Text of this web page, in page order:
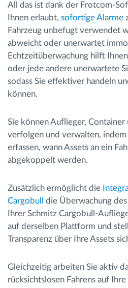
All das ist dank der Frotcom-
Ihnen erlaubt, sofortige Alarme
Fahrzeug unbefugt verwendet
abweicht oder unerwartet
Echtzeitüberwachung hilft
oder jede andere unerwartete
sodass Sie effektiver handeln
können.
Sie können Auflieger,
verfolgen und verwalten, indem
erfassen, wann Assets an ein
abgekoppelt werden.
Zusätzlich ermöglicht die
Cargobull
die Überwachung
Ihrer Schmitz Cargobull-
auf derselben Plattform und
Transparenz über Ihre Assets
Gleichzeitig arbeiten Sie aktiv
rücksichtslosen Fahrens auf Ihre